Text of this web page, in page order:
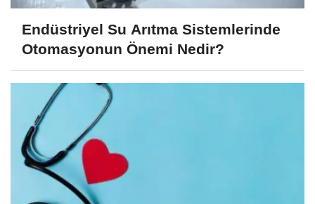
Endüstriyel Su Arıtma Sistemlerinde
Otomasyonun Önemi Nedir?